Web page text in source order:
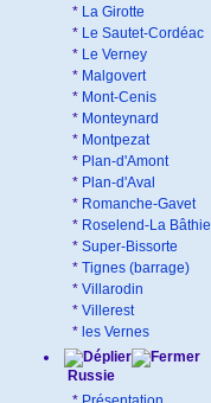
* La Girotte
* Le Sautet-Cordéac
* Le Verney
* Malgovert
* Mont-Cenis
* Monteynard
* Montpezat
* Plan-d'Amont
* Plan-d'Aval
* Romanche-Gavet
* Roselend-La Bâthie
* Super-Bissorte
* Tignes (barrage)
* Villarodin
* Villerest
* les Vernes
Russie